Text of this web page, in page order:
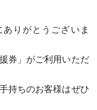
りがとうございま
券」がご利用いただ
持ちのお客様はぜひ